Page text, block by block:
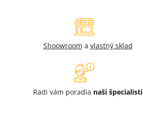
Shoowroom a vlastný sklad
Radi vám poradia naši špecialisti